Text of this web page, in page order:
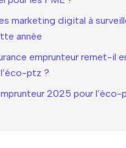
marketing digital à
année
emprunteur remet-il
ptz ?
2025 pour